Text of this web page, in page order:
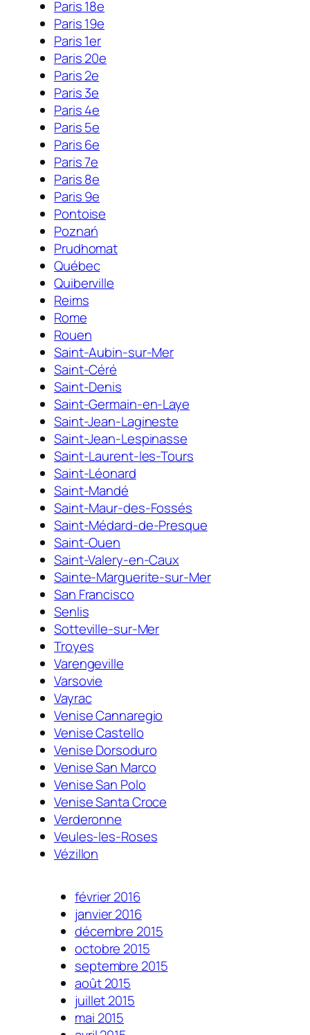
Paris 18e
Paris 19e
Paris 1er
Paris 20e
Paris 2e
Paris 3e
Paris 4e
Paris 5e
Paris 6e
Paris 7e
Paris 8e
Paris 9e
Pontoise
Poznań
Prudhomat
Québec
Quiberville
Reims
Rome
Rouen
Saint-Aubin-sur-Mer
Saint-Céré
Saint-Denis
Saint-Germain-en-Laye
Saint-Jean-Lagineste
Saint-Jean-Lespinasse
Saint-Laurent-les-Tours
Saint-Léonard
Saint-Mandé
Saint-Maur-des-Fossés
Saint-Médard-de-Presque
Saint-Ouen
Saint-Valery-en-Caux
Sainte-Marguerite-sur-Mer
San Francisco
Senlis
Sotteville-sur-Mer
Troyes
Varengeville
Varsovie
Vayrac
Venise Cannaregio
Venise Castello
Venise Dorsoduro
Venise San Marco
Venise San Polo
Venise Santa Croce
Verderonne
Veules-les-Roses
Vézillon
février 2016
janvier 2016
décembre 2015
octobre 2015
septembre 2015
août 2015
juillet 2015
mai 2015